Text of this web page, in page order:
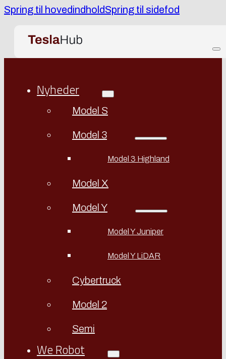
Spring til hovedindholdSpring til sidefod
Nyheder
Model S
Model 3
Model 3 Highland
Model X
Model Y
Model Y Juniper
Model Y LiDAR
Cybertruck
Model 2
Semi
We Robot